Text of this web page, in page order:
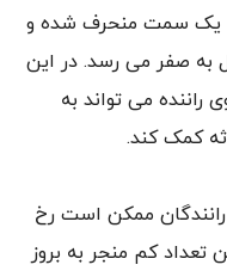
به یک سمت منحرف شده و
به صفر می رسد. در این
می تواند به
کمک کند.
رانندگان ممکن است رخ
تعداد کم منجر به بروز